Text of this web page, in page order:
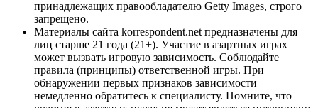
принадлежащих правообладателю Getty Images, строго
запрещено.
Материалы сайта korrespondent.net предназначены для
лиц старше 21 года (21+). Участие в азартных играх
может вызвать игровую зависимость. Соблюдайте
правила (принципы) ответственной игры. При
обнаружении первых признаков зависимости
немедленно обратитесь к специалисту. Помните, что